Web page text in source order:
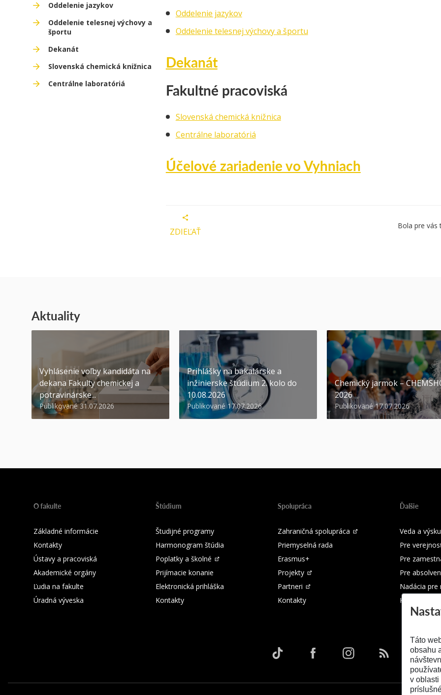
Oddelenie jazykov
Oddelenie telesnej výchovy a
športu
Dekanát
Slovenská chemická knižnica
Centrálne laboratóriá
Oddelenie jazykov
Oddelenie telesnej výchovy a športu
Dekanát
Fakultné pracoviská
Slovenská chemická knižnica
Centrálne laboratóriá
Účelové zariadenie vo Vyhniach
ZDIEĽAŤ
Bola pre vás
Aktuality
Vyhlásenie voľby kandidáta na
dekana Fakulty chemickej a
potravinárske...
Publikované 31.07.2026
Prihlášky na bakalárske a
inžinierske štúdium 2. kolo do
10.08.2026
Publikované 17.07.2026
Chemický jarmok –
2026
Publikované 17.07.2026
O fakulte
Základné informácie
Kontakty
Ústavy a pracoviská
Akademické orgány
Ľudia na fakulte
Úradná výveska
Štúdium
Študijné programy
Harmonogram štúdia
Poplatky a školné
Prijímacie konanie
Elektronická prihláška
Kontakty
Spolupráca
Zahraničná spolupráca
Priemyselná rada
Erasmus+
Projekty
Partneri
Kontakty
Ďalšie
Veda a
Pre
Pre
Pre
Nadácia pre
Kontakty
Táto
obsahu
v oblasti